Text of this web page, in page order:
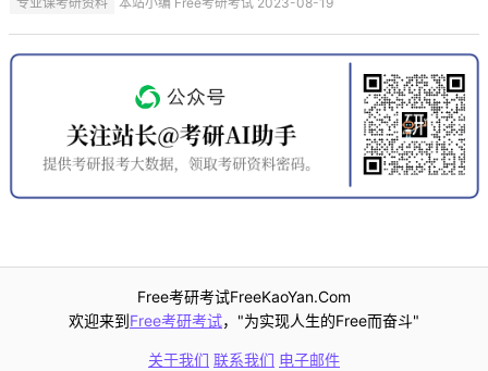
Free考研考试FreeKaoYan.Com
欢迎来到Free考研考试，"为实现人生的Free而奋斗"
关于我们 联系我们 电子邮件